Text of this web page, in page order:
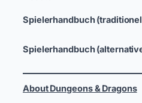
Spielerhandbuch
Spielerhandbuch
About Dungeons & Dragons